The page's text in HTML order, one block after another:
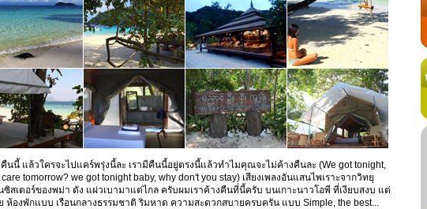
คืนนี้ แล้วใครจะไปแคร์พรุ่งนี้ละ เรามีคืนนี้อยู่ตรงนี้แล้วทำไมคุณจะไม่ค้างคืนละ (We got tonight,
tomorrow? we got tonight baby, why don't you stay) เสียงเพลงอันแสนไพเราะจากวิทยุ
ซิสเตอร์ของพม่า ดัง แผ่วเบามาแต่ไกล ครับผมเราค้างคืนที่นี้ครับ บนเกาะนาวโอพี ที่เงียบสงบ แต่
ห้องพักแบบ เรือนกลางธรรมชาติ ริมหาด ความสะดวกสบายครบครัน แบบ Simple, the best...